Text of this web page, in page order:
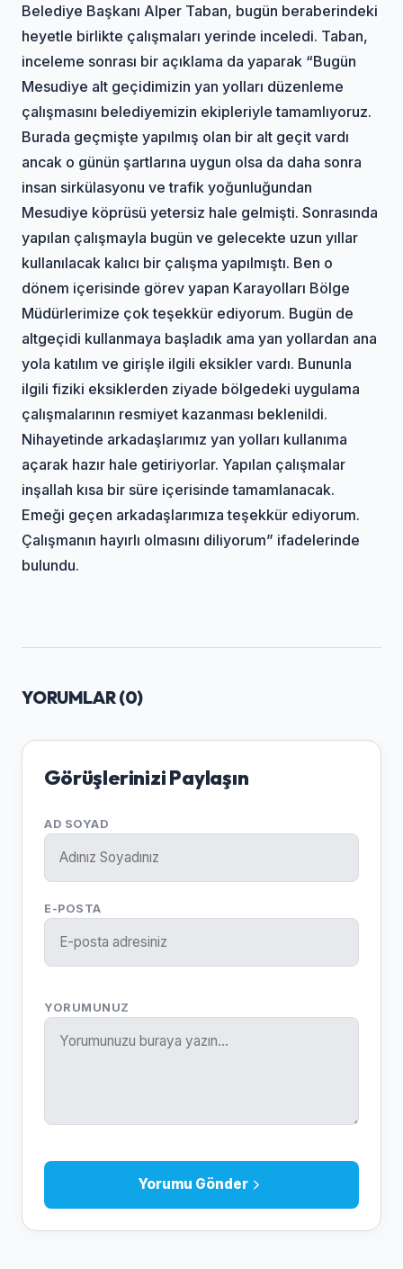
Belediye Başkanı Alper Taban, bugün beraberindeki
heyetle birlikte çalışmaları yerinde inceledi. Taban,
inceleme sonrası bir açıklama da yaparak “Bugün
Mesudiye alt geçidimizin yan yolları düzenleme
çalışmasını belediyemizin ekipleriyle tamamlıyoruz.
Burada geçmişte yapılmış olan bir alt geçit vardı
ancak o günün şartlarına uygun olsa da daha sonra
insan sirkülasyonu ve trafik yoğunluğundan
Mesudiye köprüsü yetersiz hale gelmişti. Sonrasında
yapılan çalışmayla bugün ve gelecekte uzun yıllar
kullanılacak kalıcı bir çalışma yapılmıştı. Ben o
dönem içerisinde görev yapan Karayolları Bölge
Müdürlerimize çok teşekkür ediyorum. Bugün de
altgeçidi kullanmaya başladık ama yan yollardan ana
yola katılım ve girişle ilgili eksikler vardı. Bununla
ilgili fiziki eksiklerden ziyade bölgedeki uygulama
çalışmalarının resmiyet kazanması beklenildi.
Nihayetinde arkadaşlarımız yan yolları kullanıma
açarak hazır hale getiriyorlar. Yapılan çalışmalar
inşallah kısa bir süre içerisinde tamamlanacak.
Emeği geçen arkadaşlarımıza teşekkür ediyorum.
Çalışmanın hayırlı olmasını diliyorum” ifadelerinde
bulundu.
YORUMLAR (0)
Görüşlerinizi Paylaşın
AD SOYAD
E-POSTA
YORUMUNUZ
Yorumu Gönder